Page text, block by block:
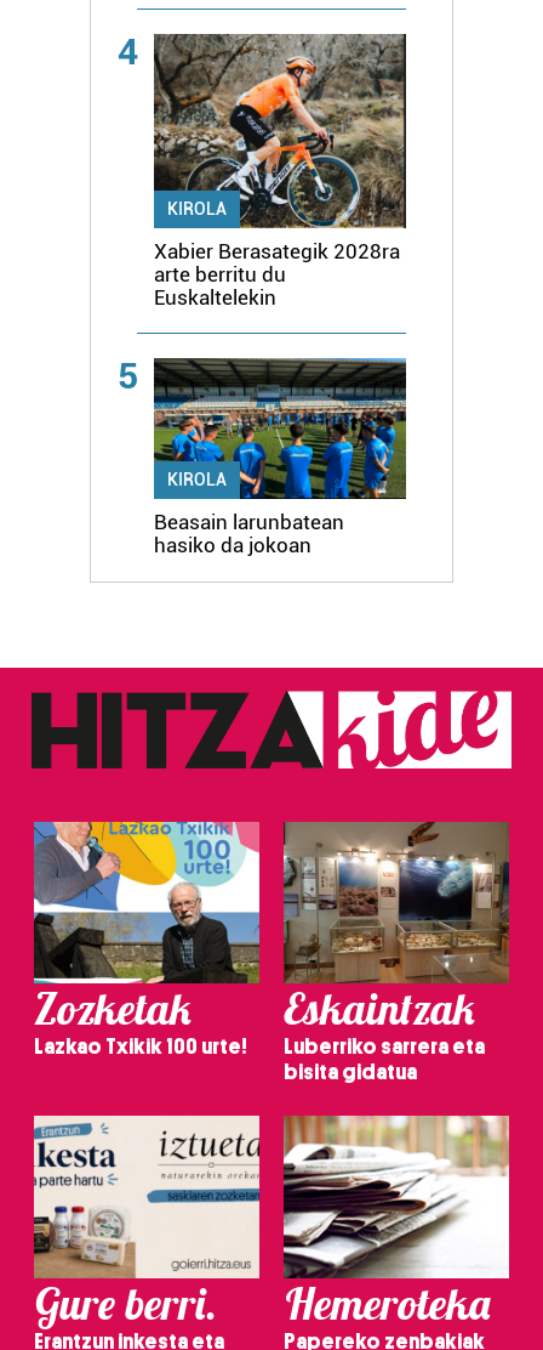
4
KIROLA
Xabier Berasategik 2028ra
arte berritu du
Euskaltelekin
5
KIROLA
Beasain larunbatean
hasiko da jokoan
Zozketak
Lazkao Txikik 100 urte!
Eskaintzak
Luberriko sarrera eta
bisita gidatua
Gure berri.
Erantzun inkesta eta
Hemeroteka
Papereko zenbakiak